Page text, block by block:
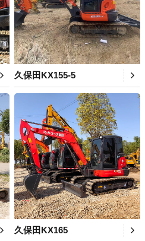
久保田KX155-5
久保田KX165